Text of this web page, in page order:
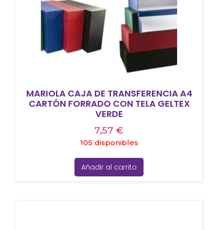
MARIOLA CAJA DE TRANSFERENCIA A4
CARTÓN FORRADO CON TELA GELTEX
VERDE
7,57 €
105 disponibles
Añadir al carrito